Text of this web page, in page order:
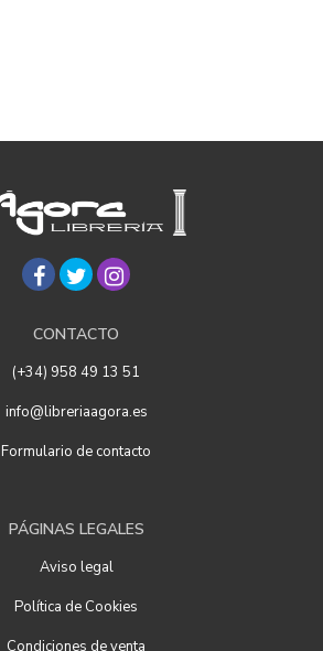
CONTACTO
(+34) 958 49 13 51
info@libreriaagora.es
Formulario de contacto
PÁGINAS LEGALES
Aviso legal
Política de Cookies
Condiciones de venta